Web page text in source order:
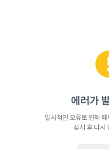
에러가
일시적인 오류로 인해
잠시 후 다시